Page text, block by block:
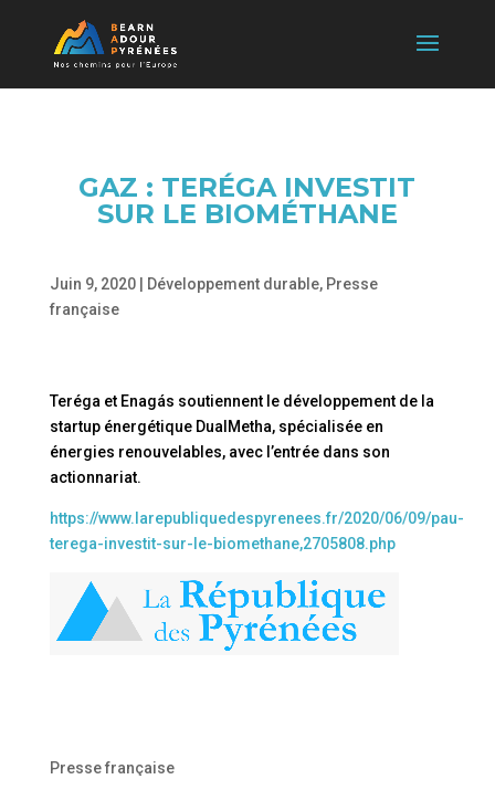
GAZ : TERÉGA INVESTIT
SUR LE BIOMÉTHANE
Juin 9, 2020| Développement durable, Presse
française
Teréga et Enagás soutiennent le développement de la
startup énergétique DualMetha, spécialisée en
énergies renouvelables, avec l’entrée dans son
actionnariat.
https://www.larepubliquedespyrenees.fr/2020/06/09/pau-
terega-investit-sur-le-biomethane,2705808.php
Presse française